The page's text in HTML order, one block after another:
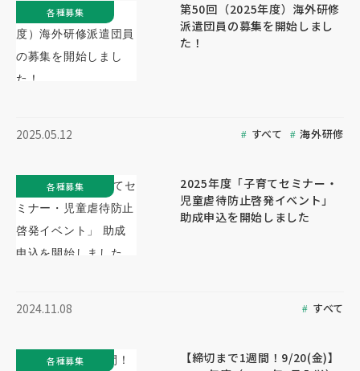
第50回（2025年度）海外研修
派遣団員の募集を開始しまし
た！
2025.05.12 すべて 海外研修
各種募集
2025年度「子育てセミナー・
児童虐待防止啓発イベント」
助成申込を開始しました
2024.11.08 すべて
各種募集
【締切まで1週間！9/20(金)】
各種募集